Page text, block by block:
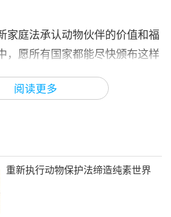
阅读更多
家庭法承认动物伙伴的价值和福
，愿所有国家都能尽快颁布这样
民，从而促进充满人道和慈悲的
重新执行动物保护法缔造纯素世界